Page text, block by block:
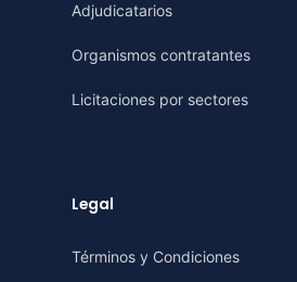
Adjudicatarios
Organismos contratantes
Licitaciones por sectores
Legal
Términos y Condiciones